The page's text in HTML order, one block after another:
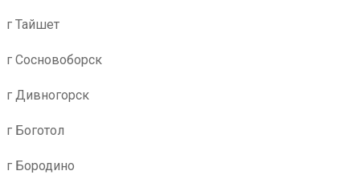
г Тайшет
г Сосновоборск
г Дивногорск
г Боготол
г Бородино